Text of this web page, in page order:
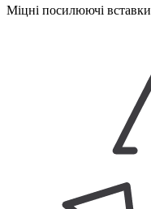
Міцні посилюючі вставки